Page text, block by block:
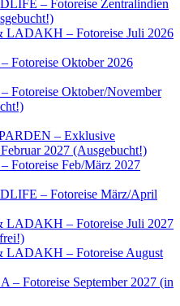
– Fotoreise Zentralindien
– Fotoreise Juli 2026
Fotoreise Oktober 2026
Fotoreise Oktober/November
– Exklusive
2027 (Ausgebucht!)
Fotoreise Feb/März 2027
– Fotoreise März/April
– Fotoreise Juli 2027
– Fotoreise August
Fotoreise September 2027 (in